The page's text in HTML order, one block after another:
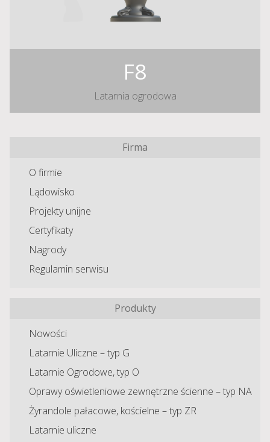
F8
Latarnia ogrodowa
Firma
O firmie
Lądowisko
Projekty unijne
Certyfikaty
Nagrody
Regulamin serwisu
Produkty
Nowości
Latarnie Uliczne – typ G
Latarnie Ogrodowe, typ O
Oprawy oświetleniowe zewnętrzne ścienne – typ NA
Żyrandole pałacowe, kościelne – typ ZR
Latarnie uliczne